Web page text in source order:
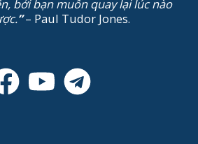
bởi bạn muốn quay lại lúc nào
”– Paul Tudor Jones.